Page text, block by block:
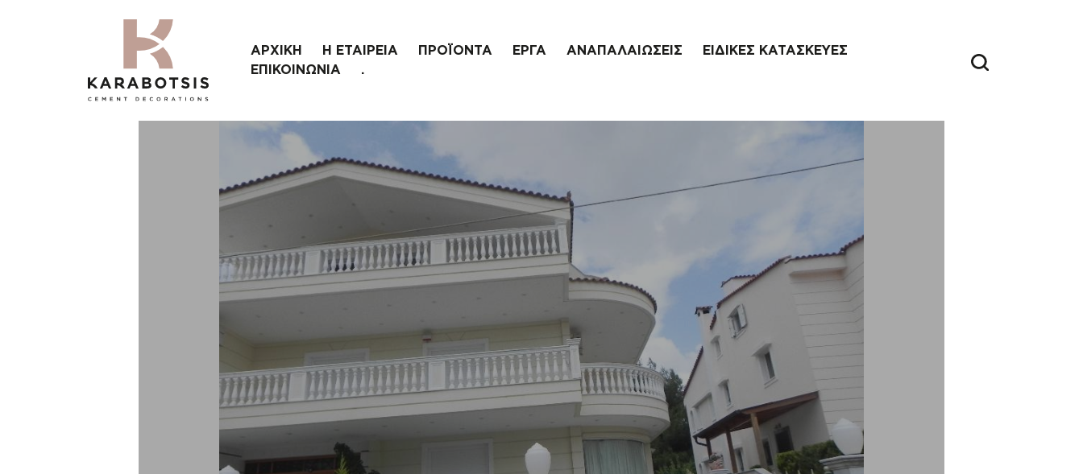
ΑΡΧΙΚΗ Η ΕΤΑΙΡΕΙΑ ΠΡΟΪΟΝΤΑ ΕΡΓΑ ΑΝΑΠΑΛΑΙΩΣΕΙΣ
ΕΙΔΙΚΕΣ ΚΑΤΑΣΚΕΥΕΣ
ΕΠΙΚΟΙΝΩΝΙΑ
.